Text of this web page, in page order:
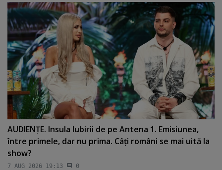
AUDIENŢE. Insula Iubirii de pe Antena 1. Emisiunea,
între primele, dar nu prima. Câţi români se mai uită la
show?
7 AUG 2026 19:13 0